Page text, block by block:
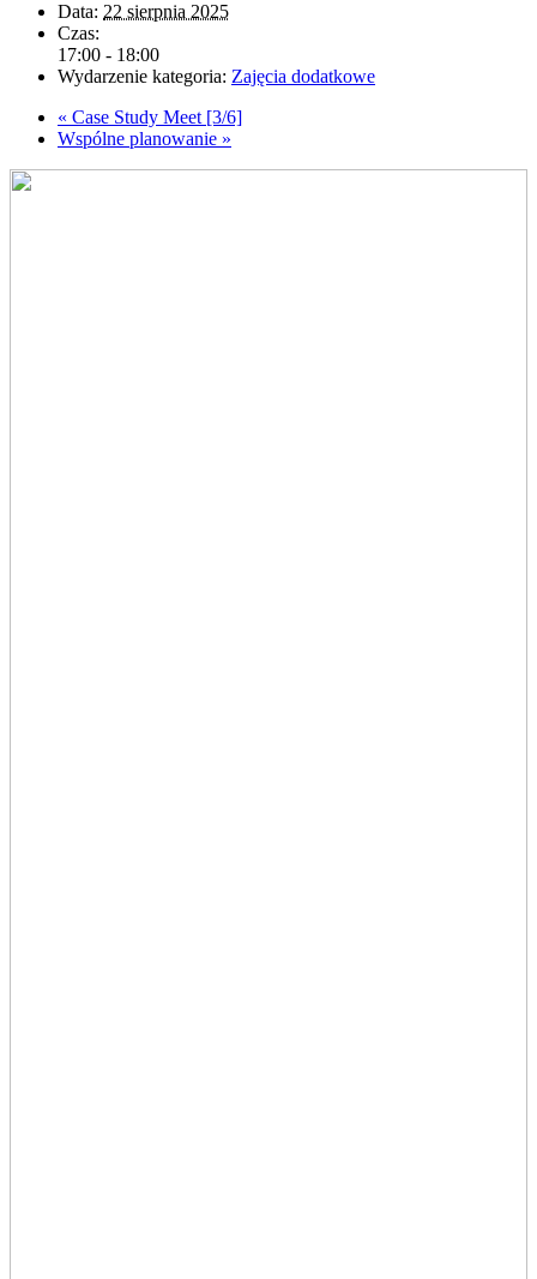
Data: 22 sierpnia 2025
Czas:
17:00 - 18:00
Wydarzenie kategoria: Zajęcia dodatkowe
« Case Study Meet [3/6]
Wspólne planowanie »